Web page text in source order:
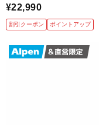
¥22,990
割引クーポン ポイントアップ